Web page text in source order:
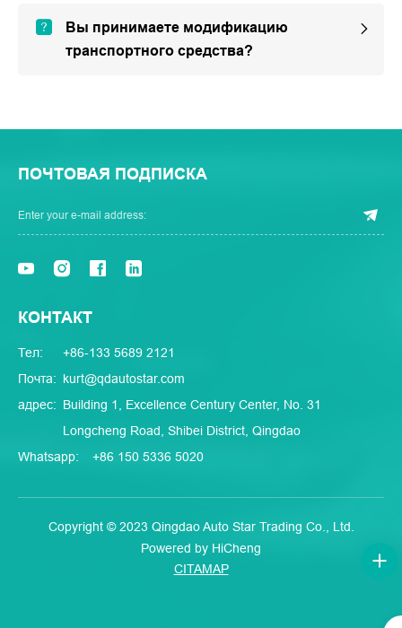
Вы принимаете модификацию
транспортного средства?
ПОЧТОВАЯ ПОДПИСКА
КОНТАКТ
Тел:
+86-133 5689 2121
Почта: kurt@qdautostar.com
адрес: Building 1, Excellence Century Center, No. 31
Longcheng Road, Shibei District, Qingdao
Whatsapp:
+86 150 5336 5020
Copyright © 2023 Qingdao Auto Star Trading Co., Ltd.
Powered by HiCheng
CITAMAP